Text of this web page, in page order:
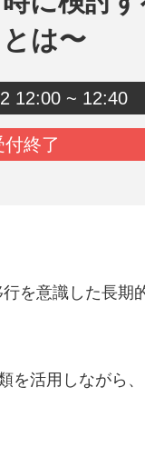
は〜
12:00 ~ 12:40
付終了
を意識した長期
を活用しながら